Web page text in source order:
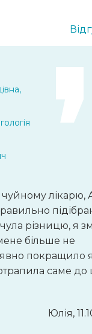
лікарю,
різницю, я
більше не
покращило
саме до
Юлія,